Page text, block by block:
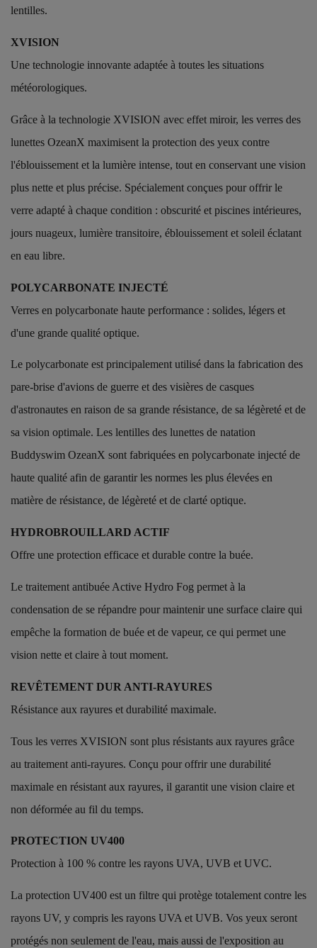
lentilles.
XVISION
Une technologie innovante adaptée à toutes les situations
météorologiques.
Grâce à la technologie XVISION avec effet miroir, les verres des
lunettes OzeanX maximisent la protection des yeux contre
l'éblouissement et la lumière intense, tout en conservant une vision
plus nette et plus précise. Spécialement conçues pour offrir le
verre adapté à chaque condition : obscurité et piscines intérieures,
jours nuageux, lumière transitoire, éblouissement et soleil éclatant
en eau libre.
POLYCARBONATE INJECTÉ
Verres en polycarbonate haute performance : solides, légers et
d'une grande qualité optique.
Le polycarbonate est principalement utilisé dans la fabrication des
pare-brise d'avions de guerre et des visières de casques
d'astronautes en raison de sa grande résistance, de sa légèreté et de
sa vision optimale. Les lentilles des lunettes de natation
Buddyswim OzeanX sont fabriquées en polycarbonate injecté de
haute qualité afin de garantir les normes les plus élevées en
matière de résistance, de légèreté et de clarté optique.
HYDROBROUILLARD ACTIF
Offre une protection efficace et durable contre la buée.
Le traitement antibuée Active Hydro Fog permet à la
condensation de se répandre pour maintenir une surface claire qui
empêche la formation de buée et de vapeur, ce qui permet une
vision nette et claire à tout moment.
REVÊTEMENT DUR ANTI-RAYURES
Résistance aux rayures et durabilité maximale.
Tous les verres XVISION sont plus résistants aux rayures grâce
au traitement anti-rayures. Conçu pour offrir une durabilité
maximale en résistant aux rayures, il garantit une vision claire et
non déformée au fil du temps.
PROTECTION UV400
Protection à 100 % contre les rayons UVA, UVB et UVC.
La protection UV400 est un filtre qui protège totalement contre les
rayons UV, y compris les rayons UVA et UVB. Vos yeux seront
protégés non seulement de l'eau, mais aussi de l'exposition au